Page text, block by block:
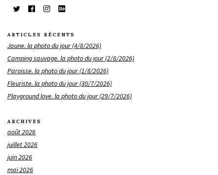
ARTICLES RÉCENTS
Jaune. la photo du jour (4/8/2026)
Camping sauvage. la photo du jour (2/8/2026)
Paroisse. la photo du jour (1/8/2026)
Fleuriste. la photo du jour (30/7/2026)
Playground love. la photo du jour (29/7/2026)
ARCHIVES
août 2026
juillet 2026
juin 2026
mai 2026